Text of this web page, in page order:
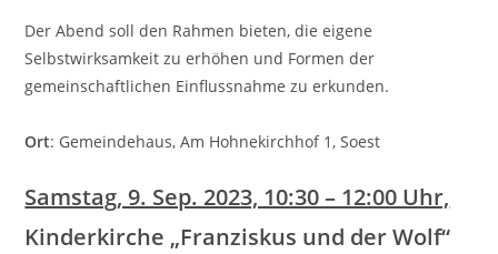
Der Abend soll den Rahmen bieten, die eigene
Selbstwirksamkeit zu erhöhen und Formen der
gemeinschaftlichen Einflussnahme zu erkunden.
Ort: Gemeindehaus, Am Hohnekirchhof 1, Soest
Samstag, 9. Sep. 2023, 10:30 – 12:00 Uhr,
Kinderkirche „Franziskus und der Wolf“